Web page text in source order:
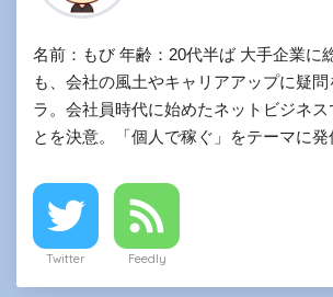
名前：もび 年齢：20代半ば 大手企業に
も、会社の風土やキャリアアップに疑
ラ。会社員時代に始めたネットビジネス
とを決意。「個人で稼ぐ」をテーマに発
Twitter Feedly